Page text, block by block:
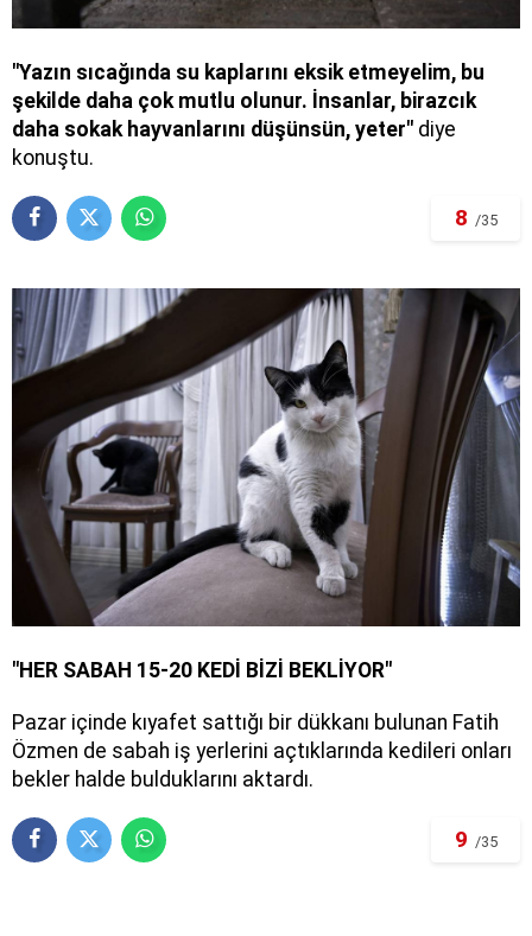
"Yazın sıcağında su kaplarını eksik etmeyelim, bu
şekilde daha çok mutlu olunur. İnsanlar, birazcık
daha sokak hayvanlarını düşünsün, yeter" diye
konuştu.
8 /35
"HER SABAH 15-20 KEDİ BİZİ BEKLİYOR"
Pazar içinde kıyafet sattığı bir dükkanı bulunan Fatih
Özmen de sabah iş yerlerini açtıklarında kedileri onları
bekler halde bulduklarını aktardı.
9 /35